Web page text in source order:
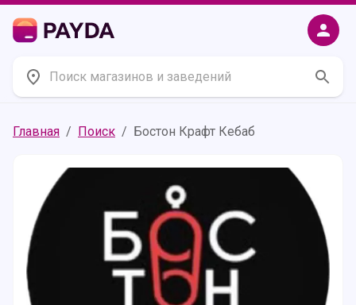
Главная / Поиск / Бостон Крафт Кебаб